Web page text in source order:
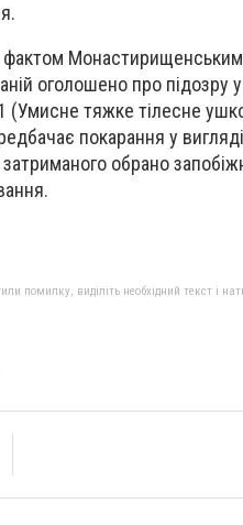
Монастирищенським
оголошено про підозру
(Умисне тяжке тілесне
покарання у
обрано
помилку, виділіть необхідний текст і